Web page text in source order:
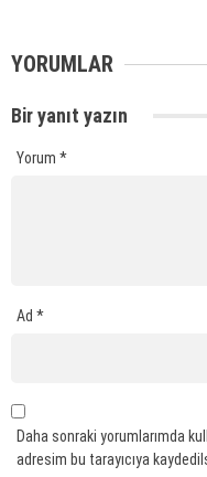
YORUMLAR
Bir yanıt yazın
Yorum *
Ad *
Daha sonraki yorumlarımda
adresim bu tarayıcıya